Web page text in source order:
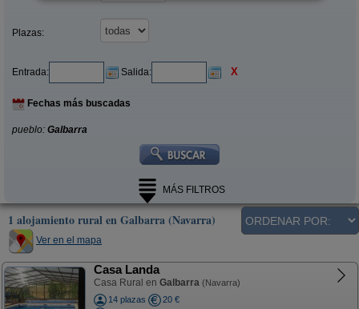
Plazas:
Entrada: Salida: X
Fechas más buscadas
pueblo: Galbarra
MÁS FILTROS
1 alojamiento rural en Galbarra (Navarra)
Ver en el mapa
Casa Landa
Casa Rural en Galbarra (Navarra)
14 plazas
20 €